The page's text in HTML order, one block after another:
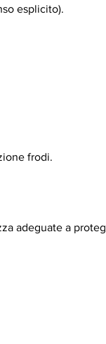
esplicito).
frodi.
adeguate a